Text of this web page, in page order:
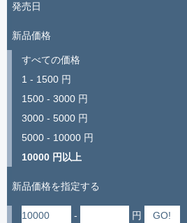
発売日
新品価格
すべての価格
1 - 1500 円
1500 - 3000 円
3000 - 5000 円
5000 - 10000 円
10000 円以上
新品価格を指定する
- 円